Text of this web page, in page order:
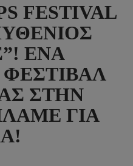
FESTIVAL
ΈΝΑ
ΣΤΗΝ
ΓΙΑ